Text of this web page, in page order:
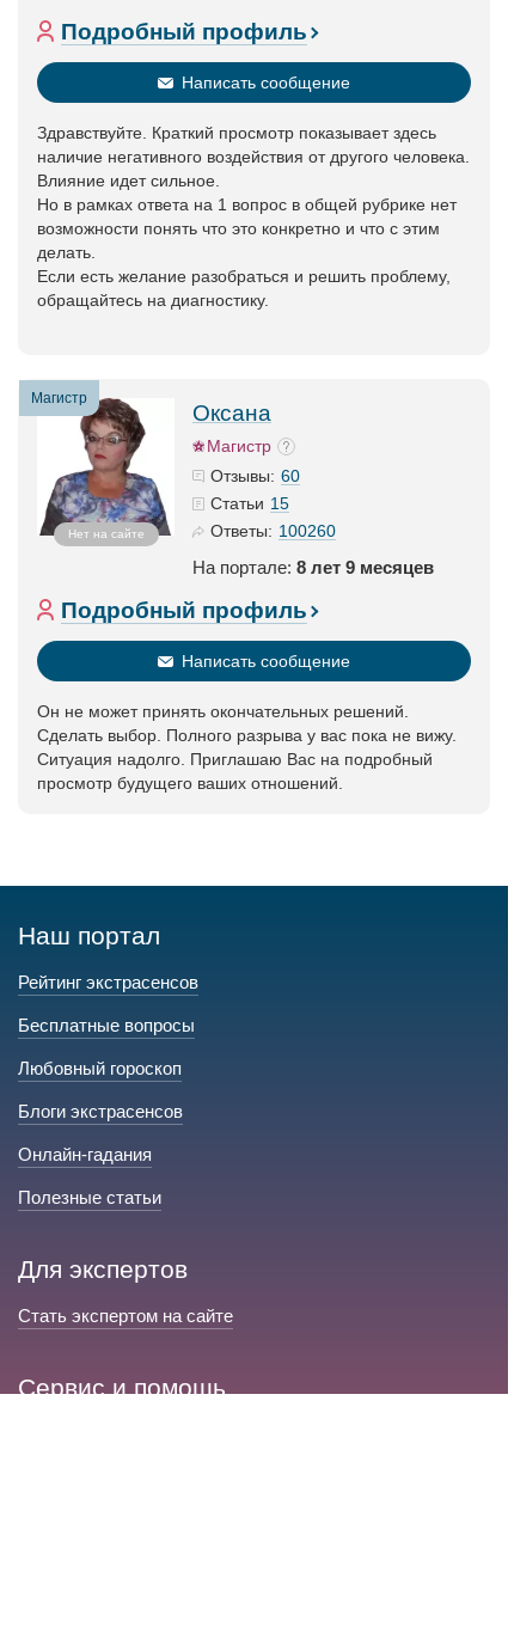
Подробный профиль
Написать сообщение
Здравствуйте. Краткий просмотр показывает здесь
наличие негативного воздействия от другого человека.
Влияние идет сильное.
Но в рамках ответа на 1 вопрос в общей рубрике нет
возможности понять что это конкретно и что с этим
делать.
Если есть желание разобраться и решить проблему,
обращайтесь на диагностику.
Магистр
Нет на сайте
Оксана
Магистр
Отзывы: 60
Статьи 15
Ответы: 100260
На портале: 8 лет 9 месяцев
Подробный профиль
Написать сообщение
Он не может принять окончательных решений.
Сделать выбор. Полного разрыва у вас пока не вижу.
Ситуация надолго. Приглашаю Вас на подробный
просмотр будущего ваших отношений.
Наш портал
Рейтинг экстрасенсов
Бесплатные вопросы
Любовный гороскоп
Блоги экстрасенсов
Онлайн-гадания
Полезные статьи
Для экспертов
Стать экспертом на сайте
Сервис и помощь